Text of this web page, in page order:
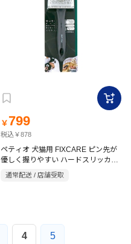
￥ 799
税込￥878
ペティオ 犬猫用 FIXCARE ピン先が
優しく握りやすい ハードスリッカー
ブラシ ミニ
通常配送 / 店舗受取
4 5